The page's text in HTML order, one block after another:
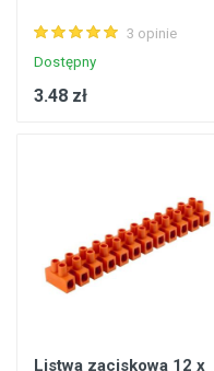
3 opinie
Dostępny
3.48 zł
Listwa zaciskowa 12 x